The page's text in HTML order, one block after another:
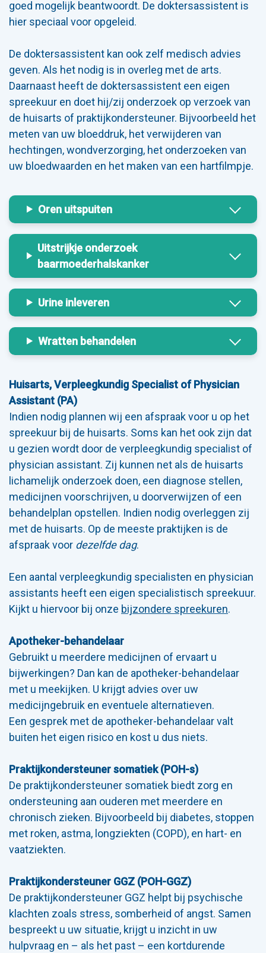
goed mogelijk beantwoordt. De doktersassistent is
hier speciaal voor opgeleid.
De doktersassistent kan ook zelf medisch advies
geven. Als het nodig is in overleg met de arts.
Daarnaast heeft de doktersassistent een eigen
spreekuur en doet hij/zij onderzoek op verzoek van
de huisarts of praktijkondersteuner. Bijvoorbeeld het
meten van uw bloeddruk, het verwijderen van
hechtingen, wondverzorging, het onderzoeken van
uw bloedwaarden en het maken van een hartfilmpje.
Oren uitspuiten
Uitstrijkje onderzoek
baarmoederhalskanker
Urine inleveren
Wratten behandelen
Huisarts, Verpleegkundig Specialist of Physician
Assistant (PA)
Indien nodig plannen wij een afspraak voor u op het
spreekuur bij de huisarts. Soms kan het ook zijn dat
u gezien wordt door de verpleegkundig specialist of
physician assistant. Zij kunnen net als de huisarts
lichamelijk onderzoek doen, een diagnose stellen,
medicijnen voorschrijven, u doorverwijzen of een
behandelplan opstellen. Indien nodig overleggen zij
met de huisarts. Op de meeste praktijken is de
afspraak voor dezelfde dag.
Een aantal verpleegkundig specialisten en physician
assistants heeft een eigen specialistisch spreekuur.
Kijkt u hiervoor bij onze bijzondere spreekuren.
Apotheker-behandelaar
Gebruikt u meerdere medicijnen of ervaart u
bijwerkingen? Dan kan de apotheker-behandelaar
met u meekijken. U krijgt advies over uw
medicijngebruik en eventuele alternatieven.
Een gesprek met de apotheker-behandelaar valt
buiten het eigen risico en kost u dus niets.
Praktijkondersteuner somatiek (POH-s)
De praktijkondersteuner somatiek biedt zorg en
ondersteuning aan ouderen met meerdere en
chronisch zieken. Bijvoorbeeld bij diabetes, stoppen
met roken, astma, longziekten (COPD), en hart- en
vaatziekten.
Praktijkondersteuner GGZ (POH-GGZ)
De praktijkondersteuner GGZ helpt bij psychische
klachten zoals stress, somberheid of angst. Samen
bespreekt u uw situatie, krijgt u inzicht in uw
hulpvraag en – als het past – een kortdurende